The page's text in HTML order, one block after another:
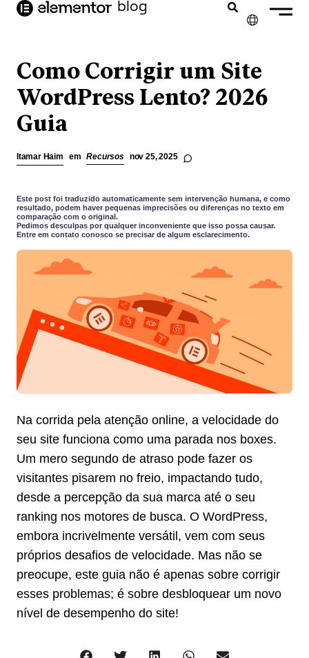
conteúdo
blog
ENGLISH
FRANÇAIS
ITALIANO
Como Corrigir um Site
WordPress Lento? 2026
Guia
Itamar Haim em Recursos nov 25, 2025
Este post foi traduzido automaticamente sem intervenção humana, e como
resultado, podem haver pequenas imprecisões ou diferenças no texto em
comparação com o original.
Pedimos desculpas por qualquer inconveniente que isso possa causar.
Entre em contato conosco se precisar de algum esclarecimento.
Na corrida pela atenção online, a velocidade do
seu site funciona como uma parada nos boxes.
Um mero segundo de atraso pode fazer os
visitantes pisarem no freio, impactando tudo,
desde a percepção da sua marca até o seu
ranking nos motores de busca. O WordPress,
embora incrivelmente versátil, vem com seus
próprios desafios de velocidade. Mas não se
preocupe, este guia não é apenas sobre corrigir
esses problemas; é sobre desbloquear um novo
nível de desempenho do site!